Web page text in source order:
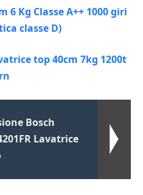
6 Kg Classe A++ 1000 giri
classe D)
top 40cm 7kg 1200t
Bosch
Lavatrice